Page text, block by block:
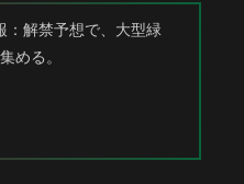
：解禁予想で、大型緑
める。